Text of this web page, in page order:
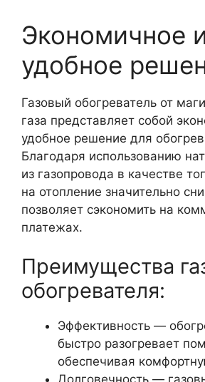
Экономичное
удобное
Газовый обогреватель от
газа представляет собой
удобное решение для
Благодаря использованию
из газопровода в качестве
на отопление значительно
позволяет сэкономить на
платежах.
Преимущества
обогревателя:
Эффективность —
быстро разогревает
обеспечивая
Долговечность —